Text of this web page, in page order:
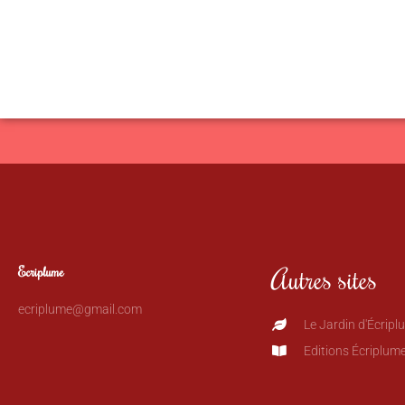
Ecriplume
ecriplume@gmail.com
Autres sites
Le Jardin
Editions